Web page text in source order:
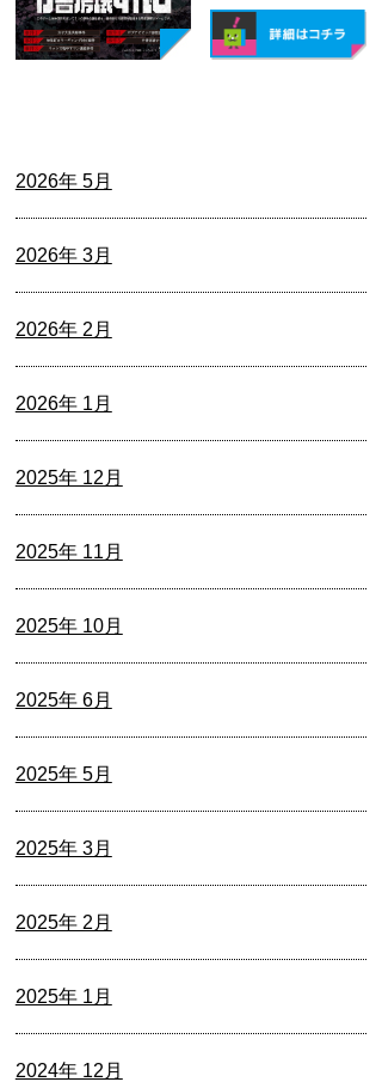
2026年 5月
2026年 3月
2026年 2月
2026年 1月
2025年 12月
2025年 11月
2025年 10月
2025年 6月
2025年 5月
2025年 3月
2025年 2月
2025年 1月
2024年 12月